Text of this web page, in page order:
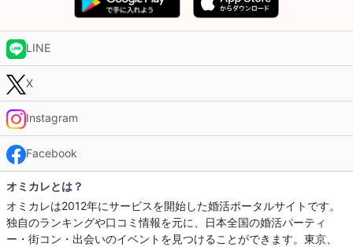
LINE
X
Instagram
Facebook
オミカレとは？
オミカレは2012年にサービスを開始した婚活ポータルサイトです。
独自のランキングや口コミ情報を元に、日本全国の婚活パーティ
ー・街コン・出会いのイベントを見つけることができます。東京、